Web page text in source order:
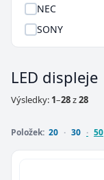
NEC
SONY
LED displeje
Výsledky: 1–28z28
Položek: 20 30 50